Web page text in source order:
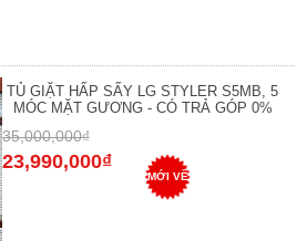
TỦ GIẶT HẤP SẤY LG STYLER S5MB, 5
MÓC MẶT GƯƠNG - CÓ TRẢ GÓP 0%
35,000,000₫
23,990,000₫
MỚI VỀ